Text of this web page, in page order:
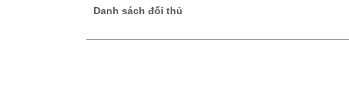
Danh sách đối thủ